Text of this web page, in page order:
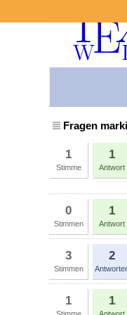
Fragen
1
Stimme
1
Antwort
0
Stimmen
1
Antwort
3
Stimmen
2
1 1